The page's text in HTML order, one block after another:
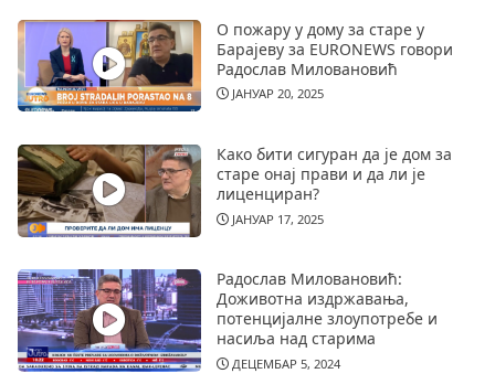
О пожару у дому за старе у
Барајеву за EURONEWS говори
Радослав Миловановић
ЈАНУАР 20, 2025
Како бити сигуран да је дом за
старе онај прави и да ли је
лиценциран?
ЈАНУАР 17, 2025
Радослав Миловановић:
Доживотна издржавања,
потенцијалне злоупотребе и
насиља над старима
ДЕЦЕМБАР 5, 2024